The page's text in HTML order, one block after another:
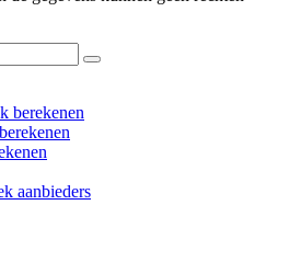
berekenen
aanbieders